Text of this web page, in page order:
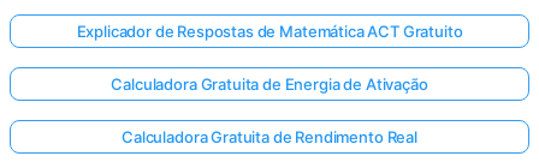
Explicador de Respostas de Matemática ACT Gratuito
Calculadora Gratuita de Energia de Ativação
Calculadora Gratuita de Rendimento Real